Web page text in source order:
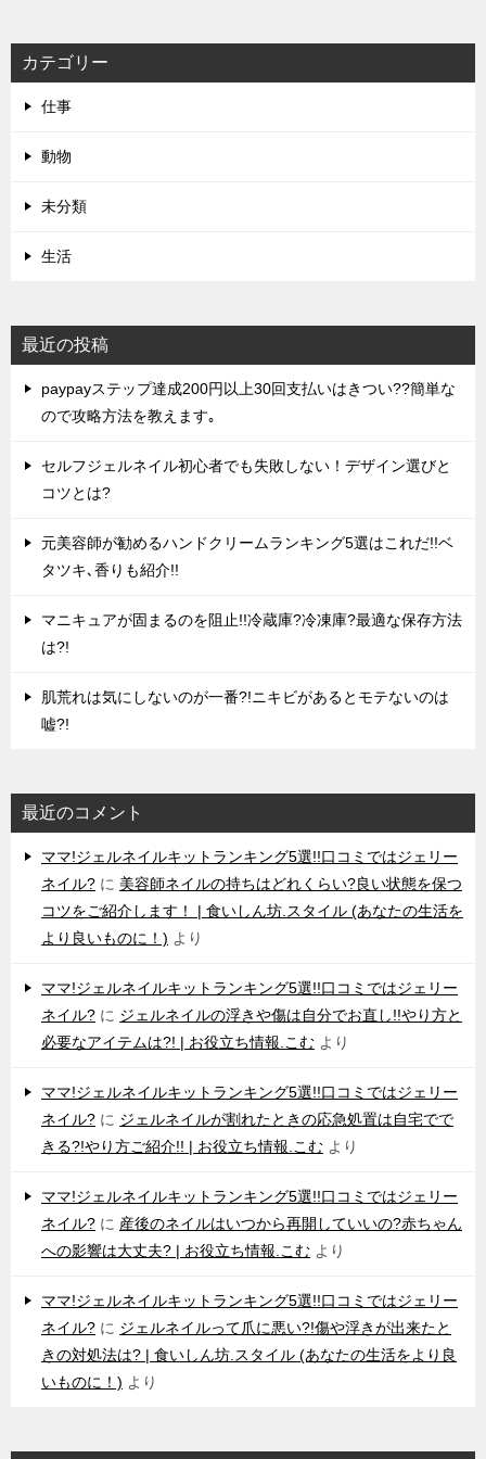
カテゴリー
仕事
動物
未分類
生活
最近の投稿
paypayステップ達成200円以上30回支払いはきつい??簡単な
ので攻略方法を教えます｡
セルフジェルネイル初心者でも失敗しない！デザイン選びと
コツとは?
元美容師が勧めるハンドクリームランキング5選はこれだ!!ベ
タツキ､香りも紹介!!
マニキュアが固まるのを阻止!!冷蔵庫?冷凍庫?最適な保存方法
は?!
肌荒れは気にしないのが一番?!ニキビがあるとモテないのは
嘘?!
最近のコメント
ママ!ジェルネイルキットランキング5選!!口コミではジェリー
ネイル? に 美容師ネイルの持ちはどれくらい?良い状態を保つ
コツをご紹介します！ | 食いしん坊.スタイル (あなたの生活を
より良いものに！) より
ママ!ジェルネイルキットランキング5選!!口コミではジェリー
ネイル? に ジェルネイルの浮きや傷は自分でお直し!!やり方と
必要なアイテムは?! | お役立ち情報.こむ より
ママ!ジェルネイルキットランキング5選!!口コミではジェリー
ネイル? に ジェルネイルが割れたときの応急処置は自宅でで
きる?!やり方ご紹介!! | お役立ち情報.こむ より
ママ!ジェルネイルキットランキング5選!!口コミではジェリー
ネイル? に 産後のネイルはいつから再開していいの?赤ちゃん
への影響は大丈夫? | お役立ち情報.こむ より
ママ!ジェルネイルキットランキング5選!!口コミではジェリー
ネイル? に ジェルネイルって爪に悪い?!傷や浮きが出来たと
きの対処法は? | 食いしん坊.スタイル (あなたの生活をより良
いものに！) より